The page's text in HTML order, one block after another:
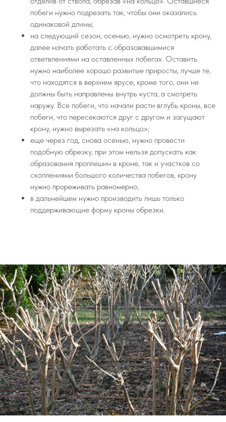
побеги нужно подрезать так, чтобы они оказались
одинаковой длины;
на следующий сезон, осенью, нужно осмотреть крону,
далее начать работать с образовавшимися
ответвлениями на оставленных побегах. Оставить
нужно наиболее хорошо развитые приросты, лучше те,
что находятся в верхнем ярусе, кроме того, они не
должны быть направлены внутрь куста, а смотреть
наружу. Все побеги, что начали расти вглубь кроны, все
побеги, что пересекаются друг с другом и загущают
крону, нужно вырезать «на кольцо»;
еще через год, снова осенью, нужно провести
подобную обрезку, при этом нельзя допускать как
образования проплешин в кроне, так и участков со
скоплениями большого количества побегов, крону
нужно прореживать равномерно;
в дальнейшем нужно производить лишь только
поддерживающие форму кроны обрезки.